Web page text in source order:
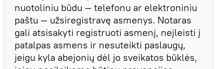
nuotoliniu būdu — telefonu ar elektroniniu
paštu — užsiregistravę asmenys. Notaras
gali atsisakyti registruoti asmenį, neįleisti į
patalpas asmens ir nesuteikti paslaugų,
jeigu kyla abejonių dėl jo sveikatos būklės,